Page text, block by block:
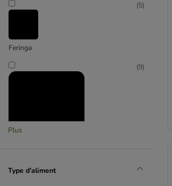
Feringa
(5)
(9)
Plus
Type d’aliment